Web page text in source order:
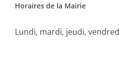
Horaires de la Mairie
Lundi, mardi, jeudi,